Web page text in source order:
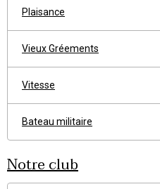
Plaisance
Vieux Gréements
Vitesse
Bateau militaire
Notre club